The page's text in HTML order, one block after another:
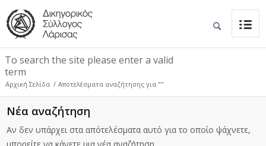
To search the site please enter a valid
term
Αρχική Σελίδα / Αποτελέσματα αναζήτησης για ""
Νέα αναζήτηση
Αν δεν υπάρχει στα απότελέσματα αυτό για το οποίο ψάχνετε,